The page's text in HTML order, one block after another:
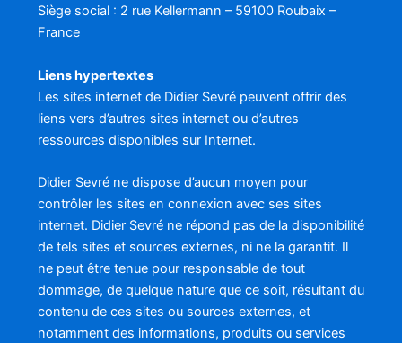
Siège social : 2 rue Kellermann – 59100 Roubaix –
France
Liens hypertextes
Les sites internet de Didier Sevré peuvent offrir des
liens vers d’autres sites internet ou d’autres
ressources disponibles sur Internet.
Didier Sevré ne dispose d’aucun moyen pour
contrôler les sites en connexion avec ses sites
internet. Didier Sevré ne répond pas de la disponibilité
de tels sites et sources externes, ni ne la garantit. Il
ne peut être tenue pour responsable de tout
dommage, de quelque nature que ce soit, résultant du
contenu de ces sites ou sources externes, et
notamment des informations, produits ou services